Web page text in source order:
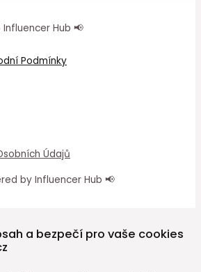
Hub 📢
Podmínky
Údajů
by Influencer Hub 📢
a bezpečí pro vaše cookies